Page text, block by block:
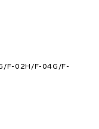
F-02H/F-04G/F-